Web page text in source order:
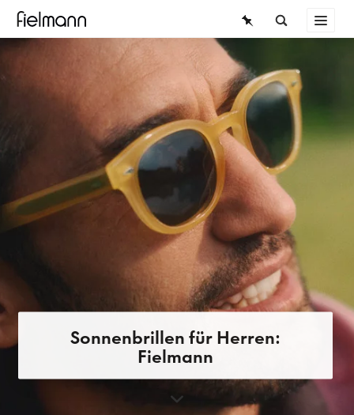
SONNENBRILLEN
KONTAKTLINSEN
SERVICE
Sonnenbrillen für Herren:
Fielmann